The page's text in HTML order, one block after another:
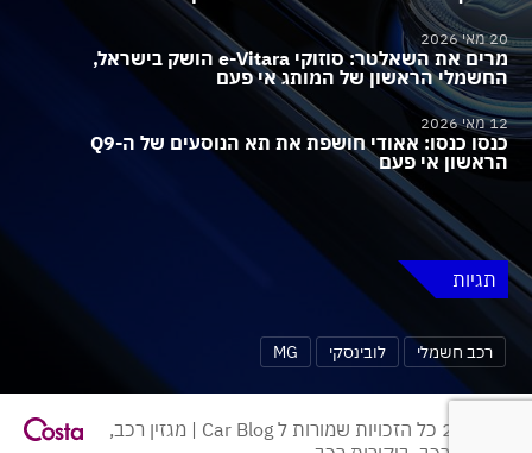
20 מאי 2026
מרים את השאלטר: סוזוקי e-Vitara הושק בישראל,
החשמלי הראשון של המותג אי פעם
12 מאי 2026
כנסו כנסו: אאודי חושפת את תא הנוסעים של ה-Q9
הראשון אי פעם
תגיות
רכב חשמלי לובינסקי MG
© 2026 כל הזכויות שמורות ל Car Blog | מגזין רכב,